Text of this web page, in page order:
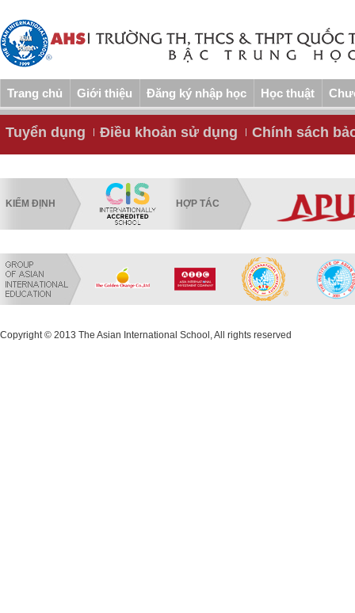
Trang chủ Giới thiệu Đăng ký nhập học Học thuật
Tuyển dụng Điều khoản sử dụng Chính sách
KIỂM ĐỊNH HỢP TÁC
Copyright © 2013 The Asian International School, All rights reserved